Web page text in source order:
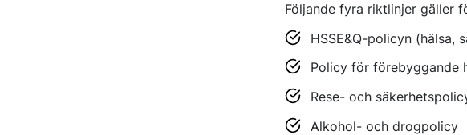
Följande fyra riktlinjer gäller
HSSE&Q-policyn (hälsa,
Policy för förebyggande
Rese- och
Alkohol- och drogpolicy